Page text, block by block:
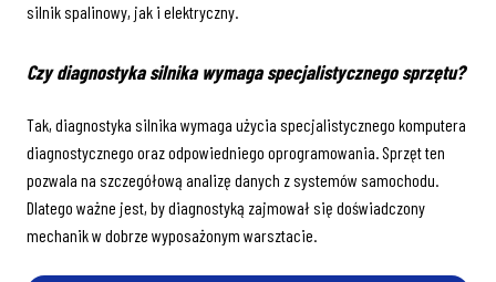
silnik spalinowy, jak i elektryczny.
Czy diagnostyka silnika wymaga specjalistycznego sprzętu?
Tak, diagnostyka silnika wymaga użycia specjalistycznego komputera
diagnostycznego oraz odpowiedniego oprogramowania. Sprzęt ten
pozwala na szczegółową analizę danych z systemów samochodu.
Dlatego ważne jest, by diagnostyką zajmował się doświadczony
mechanik w dobrze wyposażonym warsztacie.